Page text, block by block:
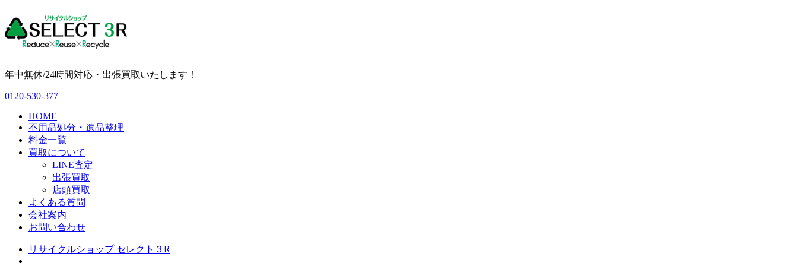
年中無休/24時間対応・出張買取いたします！
0120-530-377
HOME
不用品処分・遺品整理
料金一覧
買取について
LINE査定
出張買取
店頭買取
よくある質問
会社案内
お問い合わせ
リサイクルショップ セレクト３R